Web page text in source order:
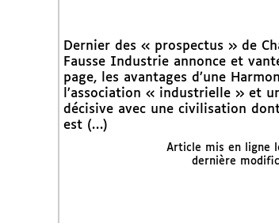
Dernier des « prospectus » de
Fausse Industrie annonce et
page, les avantages d’une
l’association « industrielle » et
décisive avec une civilisation
est (…)
Article mis en ligne
dernière